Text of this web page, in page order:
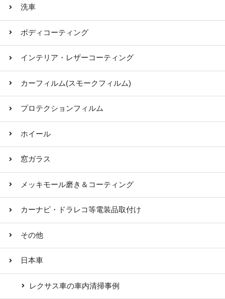
洗車
ボディコーティング
インテリア・レザーコーティング
カーフィルム(スモークフィルム)
プロテクションフィルム
ホイール
窓ガラス
メッキモール磨き＆コーティング
カーナビ・ドラレコ等電装品取付け
その他
日本車
レクサス車の車内清掃事例